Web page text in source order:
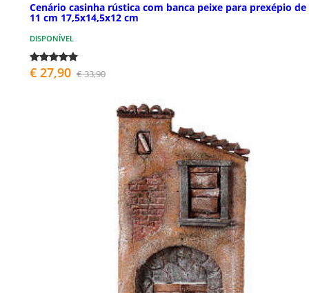
Cenário casinha rústica com banca peixe para prexépio de
11 cm 17,5x14,5x12 cm
DISPONÍVEL
€ 27,90 € 33,90